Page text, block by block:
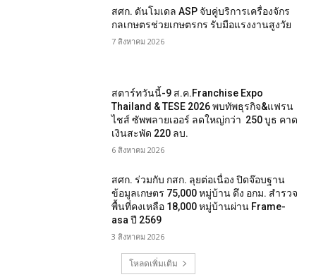
สศก. ดันโมเดล ASP จับคู่บริการเครื่องจักร
กลเกษตรช่วยเกษตรกร รับมือแรงงานสูงวัย
7 สิงหาคม 2026
สตาร์ทวันนี้-9 ส.ค.Franchise Expo
Thailand & TESE 2026 พบทัพธุรกิจ&แฟรน
ไชส์ ซัพพลายเออร์ ลดใหญ่กว่า 250 บูธ คาด
เงินสะพัด 220 ลบ.
6 สิงหาคม 2026
สศก. ร่วมกับ กสก. ลุยต่อเนื่อง ปิดจ๊อบฐาน
ข้อมูลเกษตร 75,000 หมู่บ้าน ดึง อกม. สำรวจ
พื้นที่คงเหลือ 18,000 หมู่บ้านผ่าน Frame-
asa ปี 2569
3 สิงหาคม 2026
โหลดเพิ่มเติม